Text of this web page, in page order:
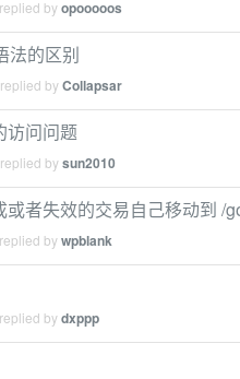
byopooooos
法的区别
byCollapsar
访问问题
bysun2010
者失效的交易自己移动到 /
bywpblank
bydxppp